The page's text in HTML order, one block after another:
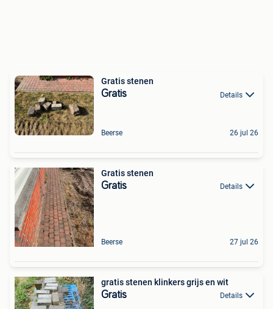
Gratis stenen
Gratis Details
Beerse 26 jul 26
Gratis stenen
Gratis Details
Beerse 27 jul 26
gratis stenen klinkers grijs en wit
Gratis Details